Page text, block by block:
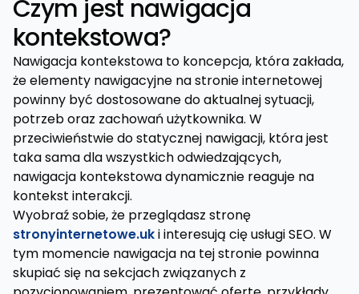
Czym jest nawigacja
kontekstowa?
Nawigacja kontekstowa to koncepcja, która zakłada,
że elementy nawigacyjne na stronie internetowej
powinny być dostosowane do aktualnej sytuacji,
potrzeb oraz zachowań użytkownika. W
przeciwieństwie do statycznej nawigacji, która jest
taka sama dla wszystkich odwiedzających,
nawigacja kontekstowa dynamicznie reaguje na
kontekst interakcji.
Wyobraź sobie, że przeglądasz stronę
stronyinternetowe.uki interesują cię usługi SEO. W
tym momencie nawigacja na tej stronie powinna
skupiać się na sekcjach związanych z